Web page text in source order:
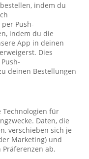
indem du
Push-
indem du die
App in deinen
Dies
deinen Bestellungen
Technologien für
Daten, die
verschieben sich je
Marketing) und
ab.